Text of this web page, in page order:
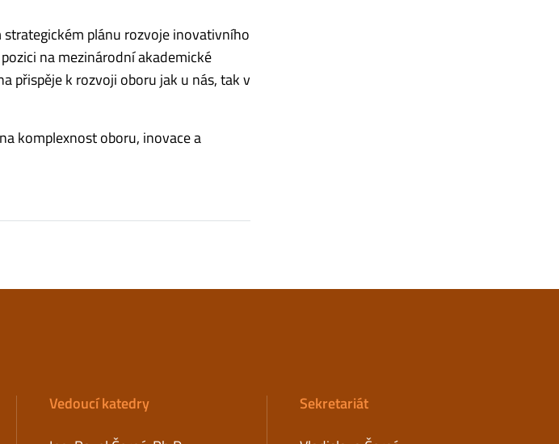
plánu rozvoje inovativního
na mezinárodní akademické
přispěje k rozvoji oboru jak u nás, tak v
komplexnost oboru, inovace a
Vedoucí katedry
Sekretariát